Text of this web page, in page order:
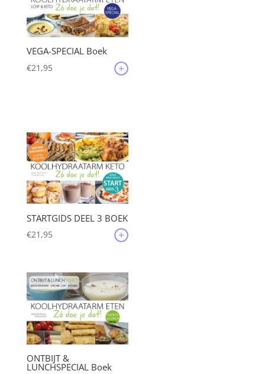
VEGA-SPECIAL Boek
€21,95
STARTGIDS DEEL 3 BOEK
€21,95
ONTBIJT &
LUNCHSPECIAL Boek